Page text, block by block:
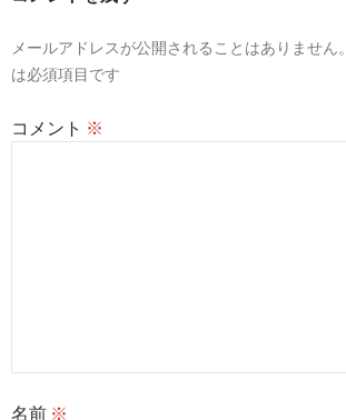
メールアドレスが公開されることはありません。
は必須項目です
コメント ※
名前 ※